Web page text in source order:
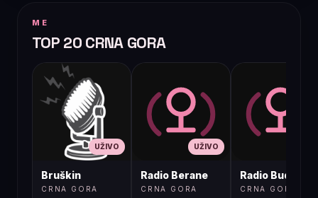
ME
TOP 20 CRNA GORA
UŽIVO
Bruškin
CRNA GORA
UŽIVO
Radio Berane
CRNA GORA
Radio Budva
CRNA GORA